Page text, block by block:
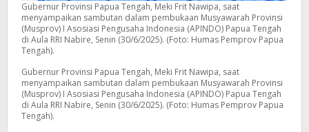
Gubernur Provinsi Papua Tengah, Meki Frit Nawipa, saat
menyampaikan sambutan dalam pembukaan Musyawarah Provinsi
(Musprov) I Asosiasi Pengusaha Indonesia (APINDO) Papua Tengah
di Aula RRI Nabire, Senin (30/6/2025). (Foto: Humas Pemprov Papua
Tengah).
Gubernur Provinsi Papua Tengah, Meki Frit Nawipa, saat
menyampaikan sambutan dalam pembukaan Musyawarah Provinsi
(Musprov) I Asosiasi Pengusaha Indonesia (APINDO) Papua Tengah
di Aula RRI Nabire, Senin (30/6/2025). (Foto: Humas Pemprov Papua
Tengah).